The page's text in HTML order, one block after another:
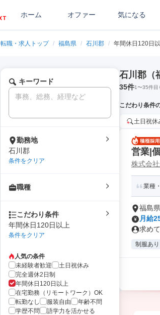
ホーム オファー 気になる
転職・求人トップ / 福島県 / 石川郡 / 年間休日120日
キーワード
勤務地
石川郡
条件をクリア
職種
こだわり条件
年間休日120日以上
条件をクリア
人気の条件
未経験者歓迎
土日祝休み
完全週休2日制
年間休日120日以上
在宅勤務（リモートワーク）OK
転勤なし
服装自由
年齢不問
学歴不問
語学力を活かせる
石川郡（
35件1〜35件目
こだわり条件
土日祝休
営業|
株式会
業種
福島
月給
求め
制服あり